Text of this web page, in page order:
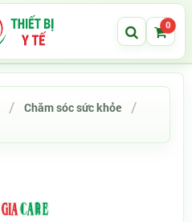
0
Chăm sóc sức khỏe